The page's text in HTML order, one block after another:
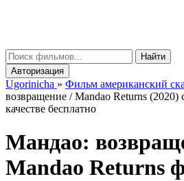
Найти
Авторизация
Ugorinicha » Фильм американский
возвращение / Mandao Returns (2020)
качестве бесплатно
Мандао:
Mandao Returns